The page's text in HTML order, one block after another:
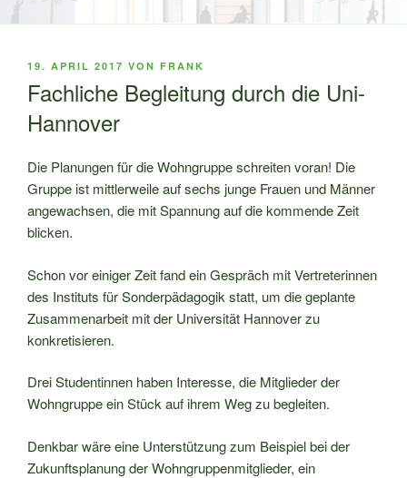
VERÖFFENTLICHT
19. APRIL 2017 VON FRANK
Fachliche Begleitung durch die Uni-
Hannover
Die Planungen für die Wohngruppe schreiten voran! Die
Gruppe ist mittlerweile auf sechs junge Frauen und Männer
angewachsen, die mit Spannung auf die kommende Zeit
blicken.
Schon vor einiger Zeit fand ein Gespräch mit Vertreterinnen
des Instituts für Sonderpädagogik statt, um die geplante
Zusammenarbeit mit der Universität Hannover zu
konkretisieren.
Drei Studentinnen haben Interesse, die Mitglieder der
Wohngruppe ein Stück auf ihrem Weg zu begleiten.
Denkbar wäre eine Unterstützung zum Beispiel bei der
Zukunftsplanung der Wohngruppenmitglieder, ein